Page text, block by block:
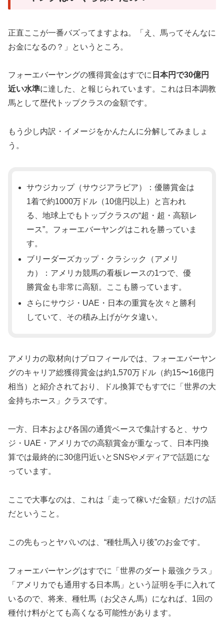
正直ここが一番バズってますよね。「え、馬ってそんなに
お金になるの？」というところ。
フォーエバーヤングの獲得賞金はすでに 日本円で30億円
近い水準に達した、と報じられています。これは日本調教
馬として歴代トップクラスの金額です。
もう少し内訳・イメージをかんたんに分解してみましょ
う。
サウジカップ（サウジアラビア）：優勝賞金は
1着で約1000万ドル（10億円以上）と言われ
る、地球上でもトップクラスの“超・超・高額レ
ース”。フォーエバーヤングはこれを勝っていま
す。
ブリーダーズカップ・クラシック（アメリ
カ）：アメリカ競馬の看板レースの1つで、優
勝賞金も非常に高額。ここも勝っています。
さらにサウジ・UAE・日本の重賞を次々と勝利
していて、その積み上げがケタ違い。
アメリカの取材向けプロフィールでは、フォーエバーヤン
グのキャリア総獲得賞金は約1,570万ドル（約15〜16億円
相当）と紹介されており、ドル換算でもすでに「世界の大
金持ちホース」クラスです。
一方、日本および各国の通貨ベースで集計すると、サウ
ジ・UAE・アメリカでの高額賞金が重なって、日本円換
算では最終的に30億円近いとSNSやメディアで話題にな
っています。
ここで大事なのは、これは「走って稼いだ金額」だけの話
だということ。
この先もっとヤバいのは、“種牡馬入り後”のお金です。
フォーエバーヤングはすでに「世界のダート最強クラス」
「アメリカでも通用する日本馬」という証明を手に入れて
いるので、将来、種牡馬（お父さん馬）になれば、1回の
種付け料がとても高くなる可能性があります。